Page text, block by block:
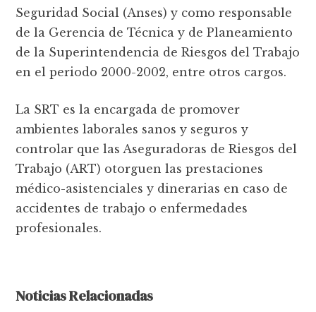
Seguridad Social (Anses) y como responsable
de la Gerencia de Técnica y de Planeamiento
de la Superintendencia de Riesgos del Trabajo
en el periodo 2000-2002, entre otros cargos.
La SRT es la encargada de promover
ambientes laborales sanos y seguros y
controlar que las Aseguradoras de Riesgos del
Trabajo (ART) otorguen las prestaciones
médico-asistenciales y dinerarias en caso de
accidentes de trabajo o enfermedades
profesionales.
Noticias Relacionadas